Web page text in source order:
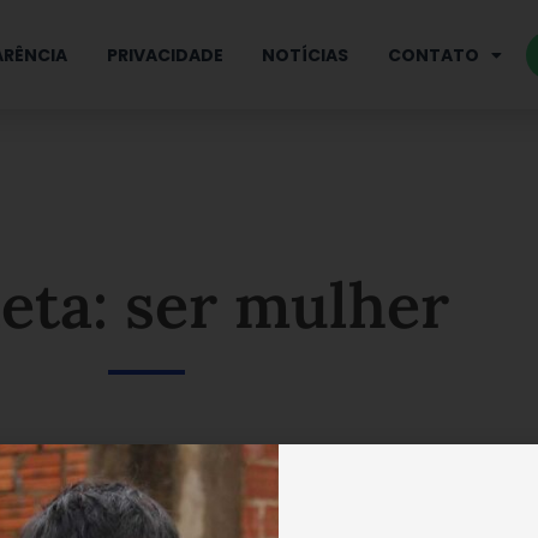
PRIVACIDADE NOTÍCIAS CONTATO
ser mulher